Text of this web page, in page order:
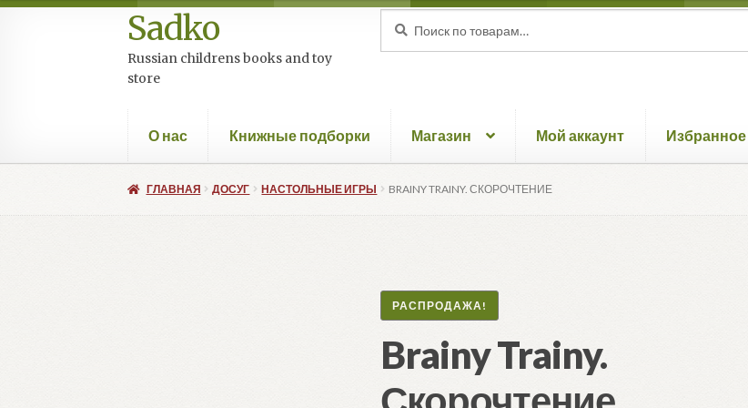
Перейти
к
навигации
Перейти
к
содержимому
Sadko
Russian childrens books and toy
store
О нас Книжные подборки Магазин Мой аккаунт Избранное
ГЛАВНАЯ ДОСУГ НАСТОЛЬНЫЕ ИГРЫ BRAINY TRAINY. СКОРОЧТЕНИЕ
РАСПРОДАЖА!
Brainy Trainy.